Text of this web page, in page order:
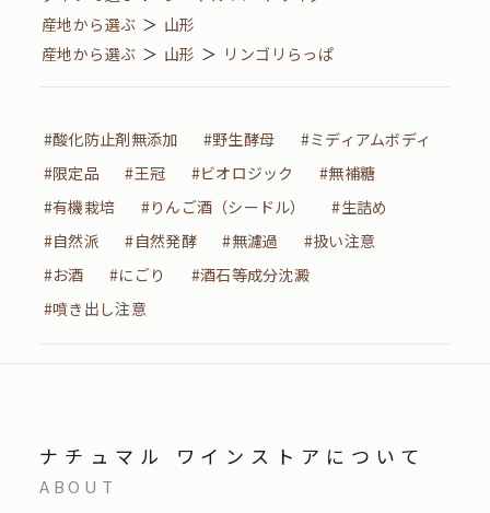
産地から選ぶ ＞ 山形
産地から選ぶ ＞ 山形 ＞ リンゴリらっぱ
#酸化防止剤無添加 #野生酵母
#ミディアムボディ
#限定品
#王冠 #ビオロジック
#無補糖
#有機栽培
#りんご酒（シードル）
#生詰め
#自然派
#自然発酵 #無濾過
#扱い注意
#お酒
#にごり
#酒石等成分沈澱
#噴き出し注意
ナチュマル ワインストアについて
ABOUT